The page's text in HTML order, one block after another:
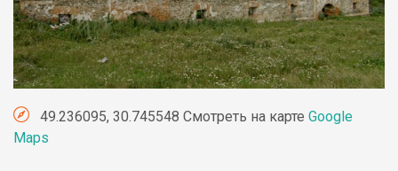
49.236095, 30.745548 Смотреть на карте Google
Maps